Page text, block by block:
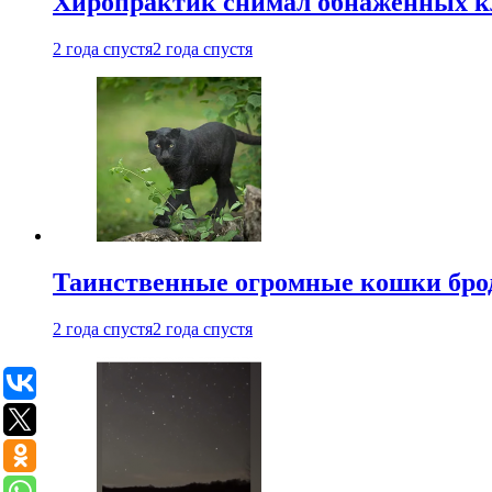
2 года спустя2 года спустя
Таинственные огромные кошки
2 года спустя2 года спустя